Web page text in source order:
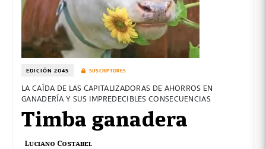
EDICIÓN 2045 SUSCRIPTORES
LA CAÍDA DE LAS CAPITALIZADORAS DE AHORROS EN
GANADERÍA Y SUS IMPREDECIBLES CONSECUENCIAS
Timba ganadera
Luciano Costabel